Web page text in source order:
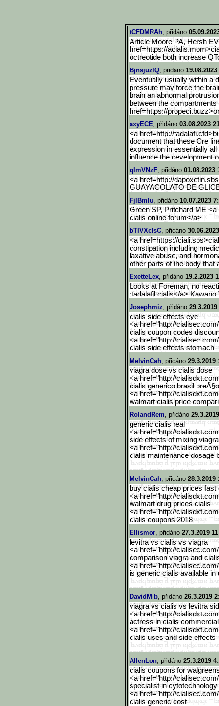
tCFDMRAh, přidáno
Article Moore PA, Hersh
href=https://acialis.mom>ci
octreotide both increase
BjnsjuzlQ, přidáno 19.08.2023
Eventually usually within a
pressure may force the
brain an abnormal
between the compartments
href=https://propeci.buzz>o
axyECE, přidáno 03.08.2023
<a href=http://
document that these Cre
expression in essentially
influence the development
qImVNzF, přidáno 01.08.2023
<a href=http://
GUAYACOLATO DE
FjlBmlu, přidáno 10.07.2023
Green SP, Pritchard ME
cialis online forum</a>
bTIVXclsC, přidáno
<a href=https://ciali.sbs>cial
constipation including
laxative abuse, and
other parts of the body that
ExetteLex, přidáno 19.2.2023
Looks at Foreman, no
;tadalafil cialis</a> Kawano
Josephmiz, přidáno 29.3.2019
cialis side effects eye
<a href="http://
cialis coupon codes
<a href="http://
cialis side effects stomach
MelvinCah, přidáno 29.3.2019
viagra dose vs cialis dose
<a href="http://
cialis generico brasil preĂ§o
<a href="http://
walmart cialis price
RolandRem, přidáno
generic cialis real
<a href="http://
side effects of mixing
<a href="http://
cialis maintenance dosage
MelvinCah, přidáno 28.3.2019
buy cialis cheap prices fast
<a href="http://
walmart drug prices cialis
<a href="http://
cialis coupons 2018
Ellismor, přidáno 27.3.2019
levitra vs cialis vs viagra
<a href="http://
comparison viagra and
<a href="http://
is generic cialis available in
DavidMib, přidáno 26.3.2019
viagra vs cialis vs levitra
<a href="http://
actress in cialis commercial
<a href="http://
cialis uses and side effects
AllenLon, přidáno 25.3.2019
cialis coupons for
<a href="http://
specialist in cytotechnology
<a href="http://
cialis generic cost